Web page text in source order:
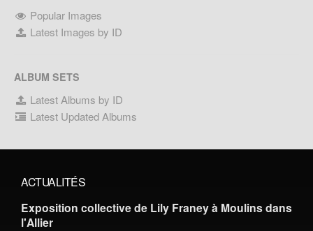
Popular Images
Latest Images by ID
ALBUM SETS
Latest Albums by ID
Latest Updated Albums
ACTUALITÉS
Exposition collective de Lily Franey à Moulins dans
l'Allier